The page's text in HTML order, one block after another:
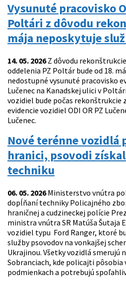
Vysunuté pracovisko
Poltári z dôvodu
mája neposkytuje
14. 05. 2026Z dôvodu
oddelenia PZ Poltár bude od 18.
nedostupné vysunuté pracovisko
Lučenec na Kanadskej ulici v
vozidiel bude počas rekonštrukcie
evidencie vozidiel ODI OR PZ
Lučenec.
Nové terénne vozidlá
hranici, psovodi
techniku
06. 05. 2026Ministerstvo vnútra
dopĺňaní techniky Policajného
hraničnej a cudzineckej polície
ministra vnútra SR Matúša Šutaja
vozidiel typu Ford Ranger, ktoré
služby psovodov na vonkajšej
Ukrajinou. Všetky vozidlá smerujú
Sobranciach, kde policajti pôsobia
podmienkach a potrebujú